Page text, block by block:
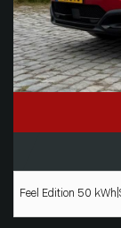
Feel Edition 50